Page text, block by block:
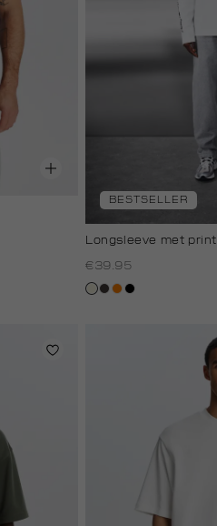
BESTSELLER
Longsleeve met print
€39.95
wit,choco
oranje
zwart